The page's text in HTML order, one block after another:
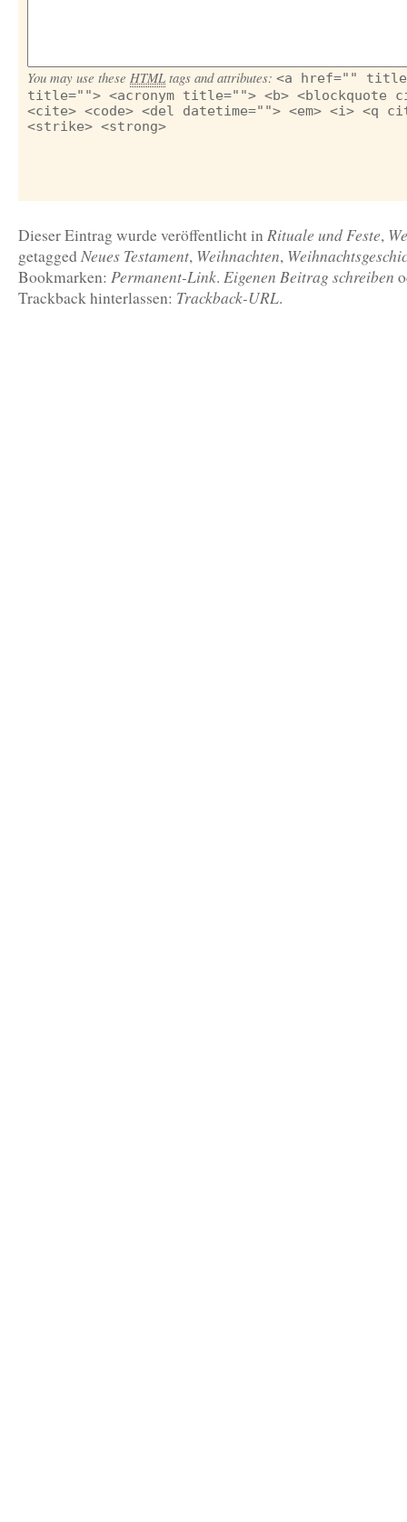
You may use these HTML tags and attributes: <a href=""
title=""> <acronym title=""> <b> <blockquote
<cite> <code> <del datetime=""> <em> <i> <q
<strike> <strong>
Dieser Eintrag wurde veröffentlicht inRituale und Feste,
getagged Neues Testament, Weihnachten,
Bookmarken: Permanent-Link. Eigenen Beitrag schreiben
Trackback hinterlassen: Trackback-URL.